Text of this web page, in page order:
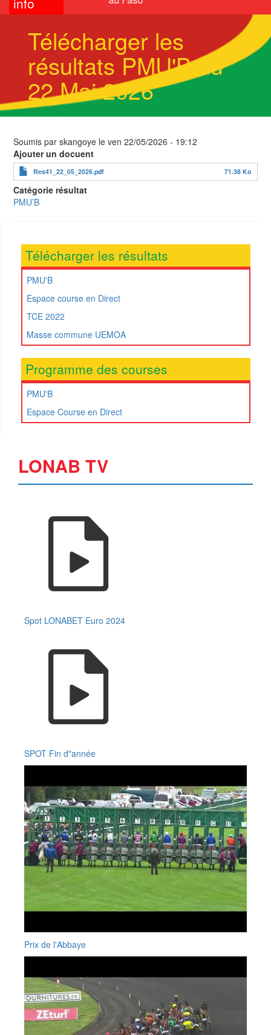
Télécharger les
résultats PMU'B du
22 Mai 2026
Soumis par skangoye le ven 22/05/2026 - 19:12
Ajouter un docuent
Res41_22_05_2026.pdf 71.38 Ko
Catégorie résultat
PMU’B
Télécharger les résultats
PMU'B
Espace course en Direct
TCE 2022
Masse commune UEMOA
Programme des courses
PMU'B
Espace Course en Direct
LONAB TV
Spot LONABET Euro 2024
SPOT Fin d"année
Prix de l'Abbaye